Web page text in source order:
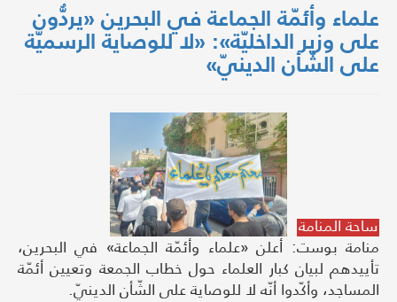
علماء وأئمّة الجماعة في البحرين «يردُّون
على وزير الداخليّة»: «لا للوصاية الرسميّة
على الشّأن الدينيّ»
ساحة المنامة
منامة بوست: أعلن «علماء وأئمّة الجماعة» في البحرين،
تأييدهم لبيان كبار العلماء حول خطاب الجمعة وتعيين أئمّة
المساجد، وأكّدوا أنّه لا للوصاية على الشّأن الدينيّ.